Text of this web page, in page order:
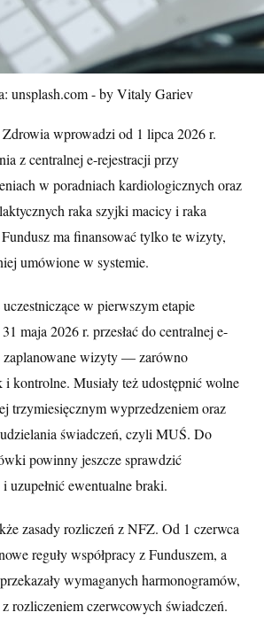
unsplash.com - by Vitaly Gariev
wprowadzi od 1 lipca 2026 r.
z centralnej e-rejestracji przy
w poradniach kardiologicznych oraz
raka szyjki macicy i raka
ma finansować tylko te wizyty,
umówione w systemie.
w pierwszym etapie
maja 2026 r. przesłać do centralnej e-
zaplanowane wizyty — zarówno
kontrolne. Musiały też udostępnić wolne
trzymiesięcznym wyprzedzeniem oraz
świadczeń, czyli MUŚ. Do
powinny jeszcze sprawdzić
uzupełnić ewentualne braki.
zasady rozliczeń z NFZ. Od 1 czerwca
reguły współpracy z Funduszem, a
wymaganych harmonogramów,
rozliczeniem czerwcowych świadczeń.